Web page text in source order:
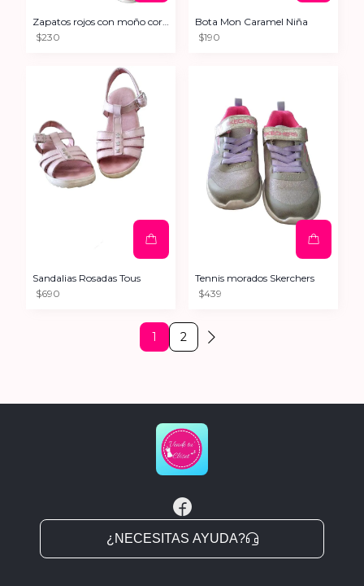
$230
Bota Mon Caramel Niña
$190
Sandalias Rosadas Tous
$690
Tennis morados Skerchers
$439
1 2
¿NECESITAS AYUDA?